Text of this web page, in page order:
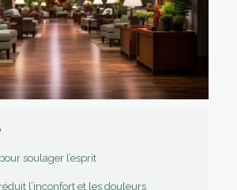
soulager l’esprit
l’inconfort et les douleurs